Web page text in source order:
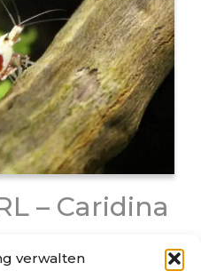
verwalten
– Caridina
es sich um eine